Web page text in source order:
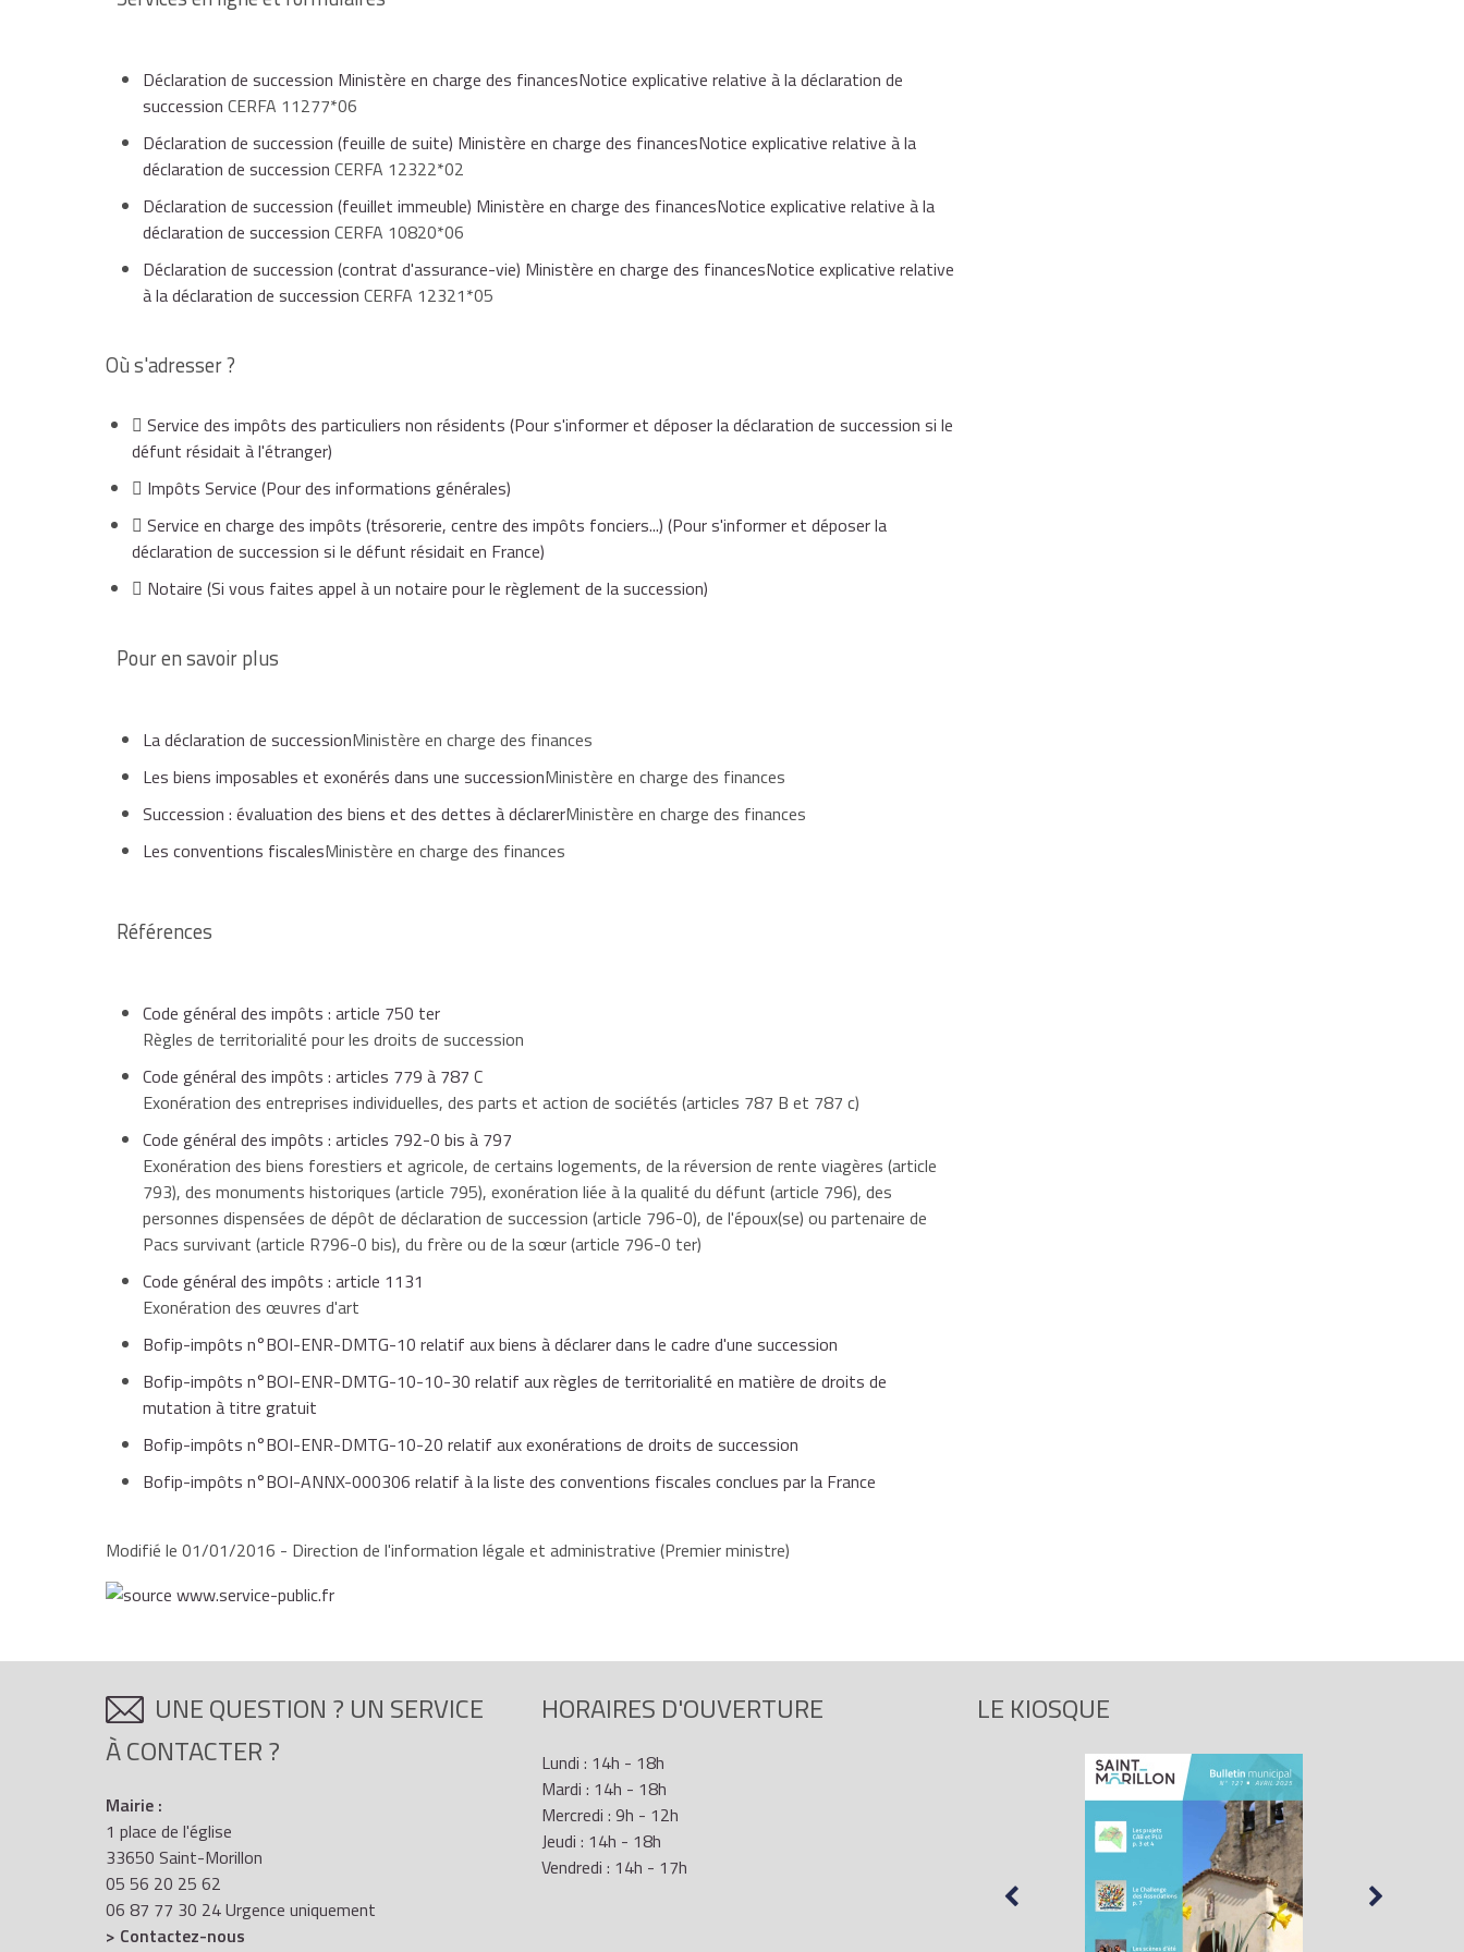
entreprise individuelle, part et action de sociétés,
logement acquis neuf entre le 1er juin 1993 et le 31 décembre 1994 et entre le 1er août 1995 et le 31
logement locatif acquis entre le 1er août 1995 et le 31 décembre 1996 (l'exonération s'applique uniquement
à la 1ère transmission du bien).
consultez la notice du formulaire de déclaration de succession pour connaître tous les cas d'exonérations et les
conditions éventuelles à remplir pour en bénéficier.
Déclaration de succession
Ministère en charge des finances La succession d'une personne s'ouvre à son décès. Si vous acceptez la
succession, le dépôt d'une déclaration est obligatoire. Toutefois, il y a dispense de dépôt dans certains cas (voir
Déclaration de succession Ministère en charge des financesNotice explicative relative à la déclaration de
succession CERFA 11277*06
Déclaration de succession (feuille de suite) Ministère en charge des financesNotice explicative relative à la
déclaration de succession CERFA 12322*02
Déclaration de succession (feuillet immeuble) Ministère en charge des financesNotice explicative relative à la
déclaration de succession CERFA 10820*06
Déclaration de succession (contrat d'assurance-vie) Ministère en charge des financesNotice explicative relative
à la déclaration de succession CERFA 12321*05
Où s'adresser ?
Service des impôts des particuliers non résidents (Pour s'informer et déposer la déclaration de succession si le
défunt résidait à l'étranger)
Impôts Service (Pour des informations générales)
Service en charge des impôts (trésorerie, centre des impôts fonciers...) (Pour s'informer et déposer la
déclaration de succession si le défunt résidait en France)
Notaire (Si vous faites appel à un notaire pour le règlement de la succession)
Pour en savoir plus
La déclaration de successionMinistère en charge des finances
Les biens imposables et exonérés dans une successionMinistère en charge des finances
Succession : évaluation des biens et des dettes à déclarerMinistère en charge des finances
Les conventions fiscalesMinistère en charge des finances
Références
Code général des impôts : article 750 ter
Règles de territorialité pour les droits de succession
Code général des impôts : articles 779 à 787 C
Exonération des entreprises individuelles, des parts et action de sociétés (articles 787 B et 787 c)
Code général des impôts : articles 792-0 bis à 797
Exonération des biens forestiers et agricole, de certains logements, de la réversion de rente viagères (article
793), des monuments historiques (article 795), exonération liée à la qualité du défunt (article 796), des
personnes dispensées de dépôt de déclaration de succession (article 796-0), de l'époux(se) ou partenaire de
Pacs survivant (article R796-0 bis), du frère ou de la sœur (article 796-0 ter)
Code général des impôts : article 1131
Exonération des œuvres d'art
Bofip-impôts n°BOI-ENR-DMTG-10 relatif aux biens à déclarer dans le cadre d'une succession
Bofip-impôts n°BOI-ENR-DMTG-10-10-30 relatif aux règles de territorialité en matière de droits de
mutation à titre gratuit
Bofip-impôts n°BOI-ENR-DMTG-10-20 relatif aux exonérations de droits de succession
Bofip-impôts n°BOI-ANNX-000306 relatif à la liste des conventions fiscales conclues par la France
Modifié le 01/01/2016 - Direction de l'information légale et administrative (Premier ministre)
UNE QUESTION ? UN SERVICE
À CONTACTER ?
Mairie :
1 place de l'église
33650 Saint-Morillon
05 56 20 25 62
06 87 77 30 24 Urgence uniquement
> Contactez-nous
HORAIRES D'OUVERTURE
Lundi : 14h - 18h
Mardi : 14h - 18h
Mercredi : 9h - 12h
Jeudi : 14h - 18h
Vendredi : 14h - 17h
LE KIOSQUE